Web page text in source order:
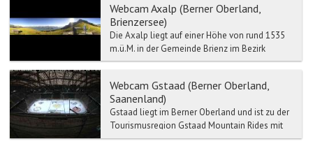
Webcam Axalp (Berner Oberland,
Brienzersee)
Die Axalp liegt auf einer Höhe von rund 1535
m.ü.M. in der Gemeinde Brienz im Bezirk
Interlaken und ist mit dem Postauto oder dem
Webcam Gstaad (Berner Oberland,
Saanenland)
Gstaad liegt im Berner Oberland und ist zu der
Tourismusregion Gstaad Mountain Rides mit
Zweisimmen, Saanen, Schönried etc.